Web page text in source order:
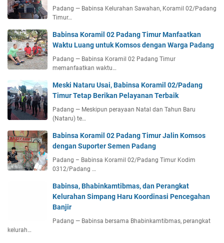
Padang — Babinsa Kelurahan Sawahan, Koramil 02/Padang
Timur…
Babinsa Koramil 02 Padang Timur Manfaatkan
Waktu Luang untuk Komsos dengan Warga Padang
Padang — Babinsa Koramil 02 Padang Timur
memanfaatkan waktu…
Meski Nataru Usai, Babinsa Koramil 02/Padang
Timur Tetap Berikan Pelayanan Terbaik
Padang — Meskipun perayaan Natal dan Tahun Baru
(Nataru) te…
Babinsa Koramil 02 Padang Timur Jalin Komsos
dengan Suporter Semen Padang
Padang – Babinsa Koramil 02/Padang Timur Kodim
0312/Padang …
Babinsa, Bhabinkamtibmas, dan Perangkat
Kelurahan Simpang Haru Koordinasi Pencegahan
Banjir
Padang — Babinsa bersama Bhabinkamtibmas, perangkat
kelurah…